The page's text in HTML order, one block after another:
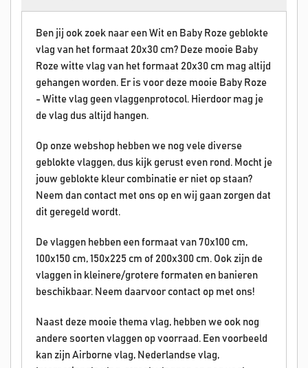
Ben jij ook zoek naar een Wit en Baby Roze geblokte
vlag van het formaat 20x30 cm? Deze mooie Baby
Roze witte vlag van het formaat 20x30 cm mag altijd
gehangen worden. Er is voor deze mooie Baby Roze
- Witte vlag geen vlaggenprotocol. Hierdoor mag je
de vlag dus altijd hangen.
Op onze webshop hebben we nog vele diverse
geblokte vlaggen, dus kijk gerust even rond. Mocht je
jouw geblokte kleur combinatie er niet op staan?
Neem dan contact met ons op en wij gaan zorgen dat
dit geregeld wordt.
De vlaggen hebben een formaat van 70x100 cm,
100x150 cm, 150x225 cm of 200x300 cm. Ook zijn de
vlaggen in kleinere/grotere formaten en banieren
beschikbaar. Neem daarvoor contact op met ons!
Naast deze mooie thema vlag, hebben we ook nog
andere soorten vlaggen op voorraad. Een voorbeeld
kan zijn Airborne vlag, Nederlandse vlag,